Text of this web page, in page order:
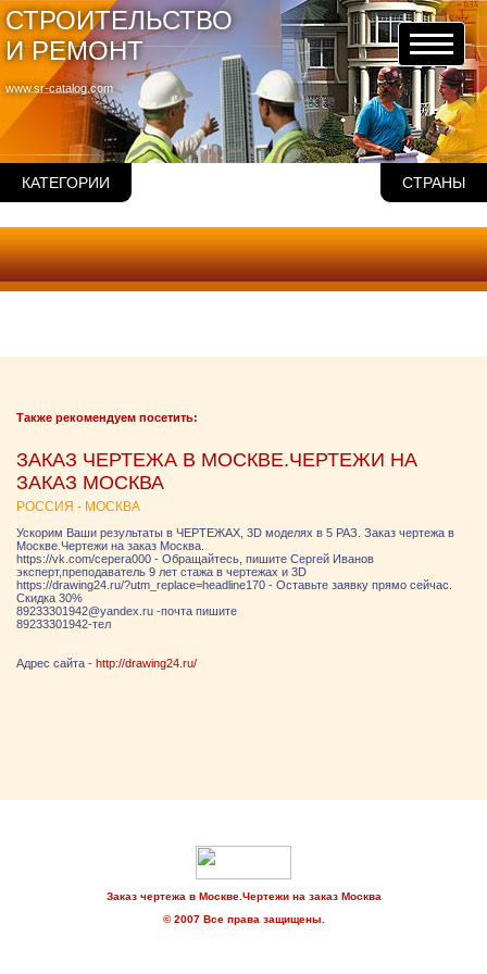
www.sr-catalog.com
СТРОИТЕЛЬСТВО
И РЕМОНТ
КАТЕГОРИИ СТРАНЫ
Также рекомендуем посетить:
ЗАКАЗ ЧЕРТЕЖА В МОСКВЕ.ЧЕРТЕЖИ НА
ЗАКАЗ МОСКВА
РОССИЯ - МОСКВА
Ускорим Ваши результаты в ЧЕРТЕЖАХ, 3D моделях в 5 РАЗ. Заказ чертежа в
Москве.Чертежи на заказ Москва.
https://vk.com/cepera000 - Обращайтесь, пишите Сергей Иванов
эксперт,преподаватель 9 лет стажа в чертежах и 3D
https://drawing24.ru/?utm_replace=headline170 - Оставьте заявку прямо сейчас.
Скидка 30%
89233301942@yandex.ru -почта пишите
89233301942-тел
Адрес сайта - http://drawing24.ru/
Заказ чертежа в Москве.Чертежи на заказ Москва
© 2007 Все права защищены.